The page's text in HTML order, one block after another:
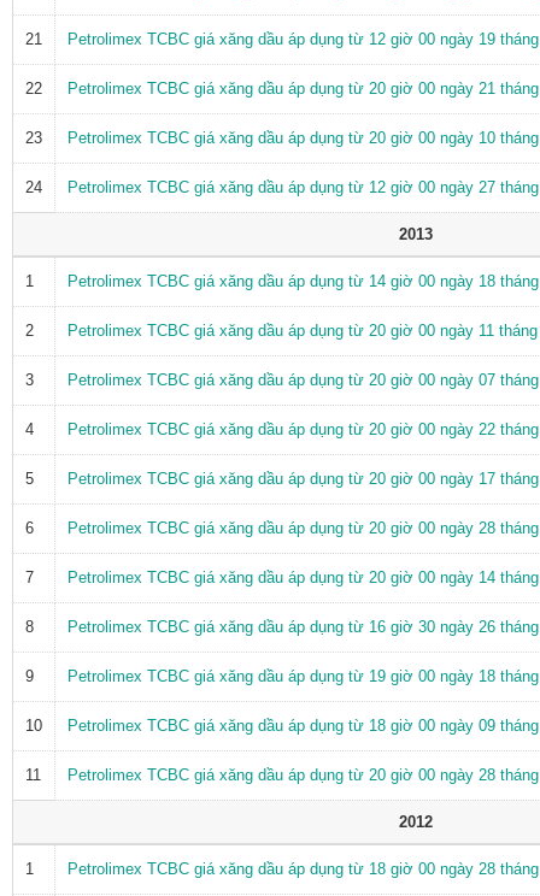
21 Petrolimex TCBC giá xăng dầu áp dụng từ 12 giờ 00 ngày 19
22 Petrolimex TCBC giá xăng dầu áp dụng từ 20 giờ 00 ngày 21
23 Petrolimex TCBC giá xăng dầu áp dụng từ 20 giờ 00 ngày 10
24 Petrolimex TCBC giá xăng dầu áp dụng từ 12 giờ 00 ngày 27
2013
1 Petrolimex TCBC giá xăng dầu áp dụng từ 14 giờ 00 ngày 18
2 Petrolimex TCBC giá xăng dầu áp dụng từ 20 giờ 00 ngày 11
3 Petrolimex TCBC giá xăng dầu áp dụng từ 20 giờ 00 ngày 07
4 Petrolimex TCBC giá xăng dầu áp dụng từ 20 giờ 00 ngày 22
5 Petrolimex TCBC giá xăng dầu áp dụng từ 20 giờ 00 ngày 17
6 Petrolimex TCBC giá xăng dầu áp dụng từ 20 giờ 00 ngày 28
7 Petrolimex TCBC giá xăng dầu áp dụng từ 20 giờ 00 ngày 14
8 Petrolimex TCBC giá xăng dầu áp dụng từ 16 giờ 30 ngày 26
9 Petrolimex TCBC giá xăng dầu áp dụng từ 19 giờ 00 ngày 18
10 Petrolimex TCBC giá xăng dầu áp dụng từ 18 giờ 00 ngày 09
11 Petrolimex TCBC giá xăng dầu áp dụng từ 20 giờ 00 ngày 28
2012
1 Petrolimex TCBC giá xăng dầu áp dụng từ 18 giờ 00 ngày 28